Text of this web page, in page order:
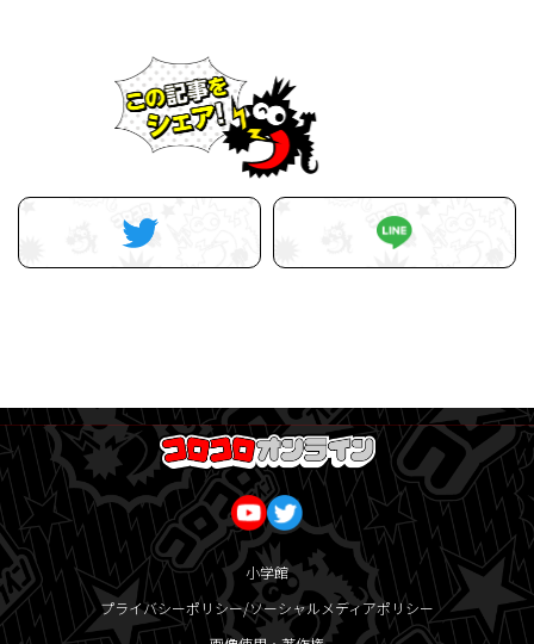
小学館
プライバシーポリシー/ソーシャルメディアポリシー